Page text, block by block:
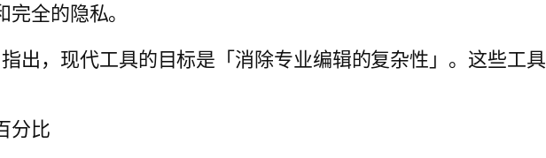
全的隐私。
指出，现代工具的目标是「消除专业编辑的复杂性」。这些工
分比